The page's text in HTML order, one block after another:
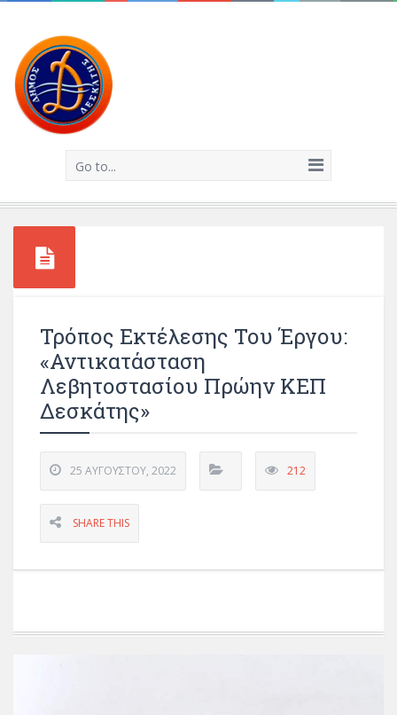
Go to...
Τρόπος Εκτέλεσης Του Έργου:
«Αντικατάσταση
Λεβητοστασίου Πρώην ΚΕΠ
Δεσκάτης»
25 ΑΥΓΟΎΣΤΟΥ, 2022 212
SHARE THIS